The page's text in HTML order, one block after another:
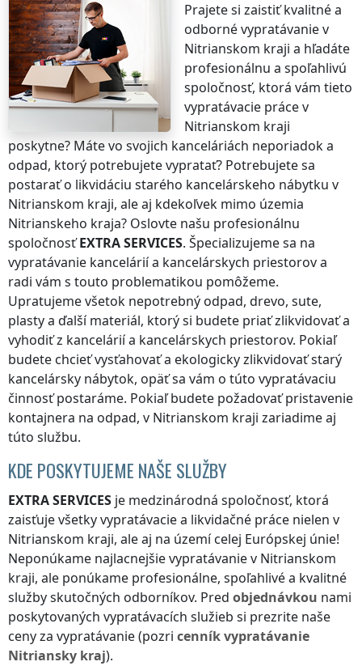
Prajete si zaistiť kvalitné a
odborné vypratávaniev
Nitrianskom kraji a hľadáte
profesionálnu a spoľahlivú
spoločnosť, ktorá vám tieto
vypratávacie prácev
Nitrianskom kraji
poskytne? Máte vo svojich kanceláriách neporiadok a
odpad, ktorý potrebujete vypratať? Potrebujete sa
postarať o likvidáciu starého kancelárskeho nábytku v
Nitrianskom kraji, ale aj kdekoľvek mimo územia
Nitrianskeho kraja? Oslovte našu profesionálnu
spoločnosťEXTRA SERVICES. Špecializujeme sa na
vypratávanie kancelárií a kancelárskych priestorov a
radi vám s touto problematikou pomôžeme.
Upratujeme všetok nepotrebný odpad, drevo, sute,
plasty a ďalší materiál, ktorý si budete priať zlikvidovať a
vyhodiť z kancelárií a kancelárskych priestorov. Pokiaľ
budete chcieť vysťahovať a ekologicky zlikvidovať starý
kancelársky nábytok, opäť sa vám o túto vypratávaciu
činnosť postaráme. Pokiaľ budete požadovať pristavenie
kontajnera na odpad, v Nitrianskom kraji zariadime aj
túto službu.
KDE POSKYTUJEME NAŠE SLUŽBY
EXTRA SERVICES je medzinárodná spoločnosť, ktorá
zaisťuje všetky vypratávacie a likvidačné práce nielen v
Nitrianskom kraji, ale aj na území celej Európskej únie!
Neponúkame najlacnejšie vypratávaniev Nitrianskom
kraji, ale ponúkame profesionálne, spoľahlivé a kvalitné
služby skutočných odborníkov. Pred objednávkou nami
poskytovaných vypratávacích služieb si prezrite naše
ceny za vypratávanie (pozri cenníkvypratávanie
Nitriansky kraj).